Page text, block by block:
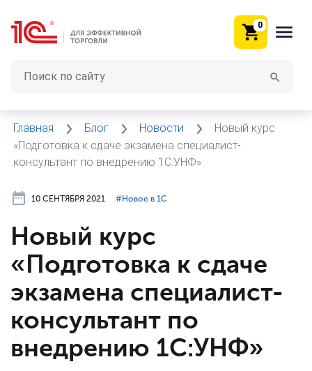
0
Главная Блог Новости
Новый курс
«Подготовка к сдаче экзамена специалист-
консультант по внедрению 1С:УНФ»
10 СЕНТЯБРЯ 2021 #⁣Новое в 1С
Новый курс
«Подготовка к сдаче
экзамена специалист-
консультант по
внедрению 1С:УНФ»